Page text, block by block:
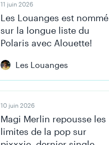
11 juin 2026
Les Louanges est nommé
sur la longue liste du
Polaris avec Alouette!
Les Louanges
10 juin 2026
Magi Merlin repousse les
limites de la pop sur